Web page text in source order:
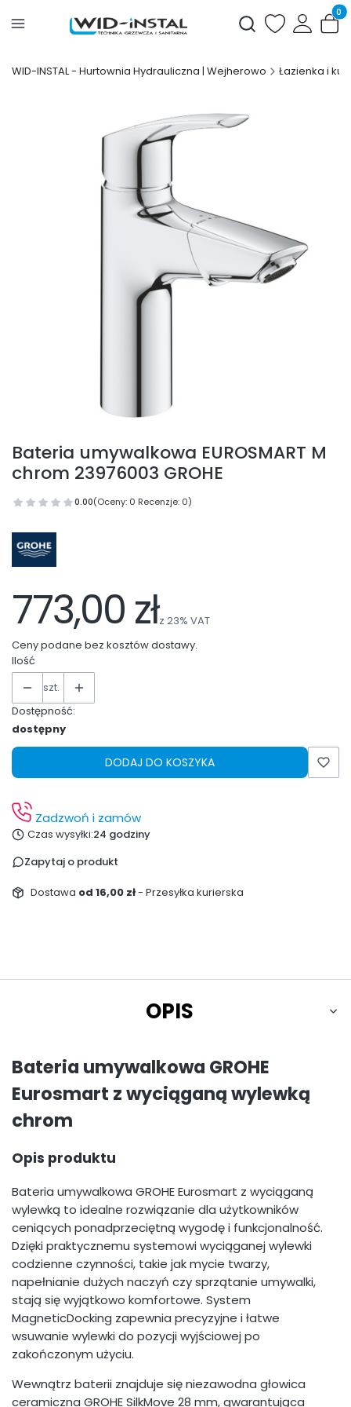
Otwórz
WID-INSTAL - Hurtownia Hydrauliczna | Wejherowo Łazienka i
Bateria umywalkowa EUROSMART M
chrom 23976003 GROHE
0.00(Oceny: 0 Recenzje: 0)
773,00 złz 23% VAT
Ceny podane bez kosztów dostawy.
Ilość
szt.
Dostępność:
dostępny
DODAJ DO KOSZYKA
Zadzwoń i zamów
Czas wysyłki:24 godziny
Zapytaj o produkt
Dostawa od 16,00 zł- Przesyłka kurierska
OPIS
Bateria umywalkowa GROHE
Eurosmart z wyciąganą wylewką
chrom
Opis produktu
Bateria umywalkowa GROHE Eurosmart z wyciąganą
wylewką to idealne rozwiązanie dla użytkowników
ceniących ponadprzeciętną wygodę i funkcjonalność.
Dzięki praktycznemu systemowi wyciąganej wylewki
codzienne czynności, takie jak mycie twarzy,
napełnianie dużych naczyń czy sprzątanie umywalki,
stają się wyjątkowo komfortowe. System
MagneticDocking zapewnia precyzyjne i łatwe
wsuwanie wylewki do pozycji wyjściowej po
zakończonym użyciu.
Wewnątrz baterii znajduje się niezawodna głowica
ceramiczna GROHE SilkMove 28 mm, gwarantująca